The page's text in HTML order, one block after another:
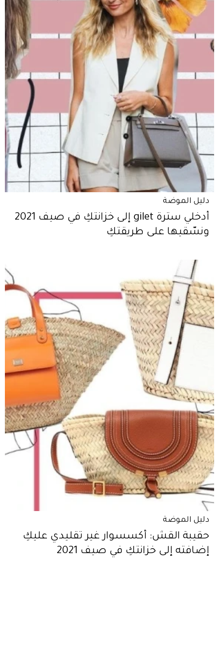
دليل الموضة
أدخلي سترة gilet إلى خزانتكِ في صيف 2021
ونسّقيها على طريقتكِ
دليل الموضة
حقيبة القش: أكسسوار غير تقليدي عليكِ
إضافته إلى خزانتكِ في صيف 2021